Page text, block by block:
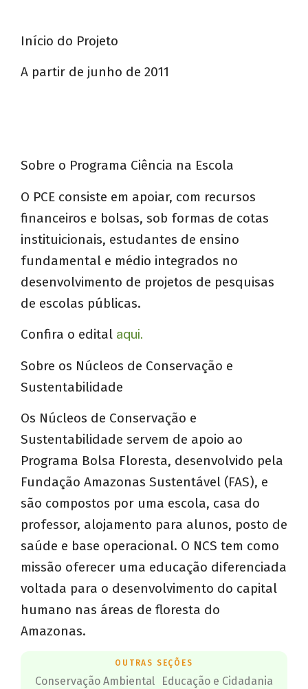
Início do Projeto
A partir de junho de 2011
Sobre o Programa Ciência na Escola
O PCE consiste em apoiar, com recursos
financeiros e bolsas, sob formas de cotas
instituicionais, estudantes de ensino
fundamental e médio integrados no
desenvolvimento de projetos de pesquisas
de escolas públicas.
Confira o edital aqui.
Sobre os Núcleos de Conservação e
Sustentabilidade
Os Núcleos de Conservação e
Sustentabilidade servem de apoio ao
Programa Bolsa Floresta, desenvolvido pela
Fundação Amazonas Sustentável (FAS), e
são compostos por uma escola, casa do
professor, alojamento para alunos, posto de
saúde e base operacional. O NCS tem como
missão oferecer uma educação diferenciada
voltada para o desenvolvimento do capital
humano nas áreas de floresta do
Amazonas.
OUTRAS SEÇÕES
Conservação Ambiental
Educação e Cidadania